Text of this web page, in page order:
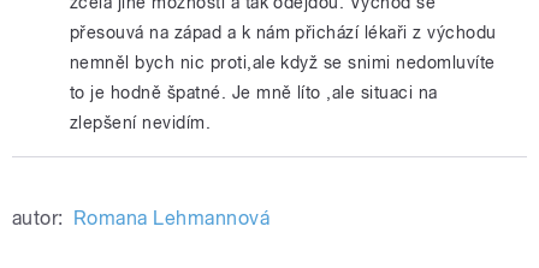
přesouvá na západ a k nám přichází lékaři z východu
nemněl bych nic proti,ale když se snimi nedomluvíte
to je hodně špatné. Je mně líto ,ale situaci na
zlepšení nevidím.
autor: Romana Lehmannová